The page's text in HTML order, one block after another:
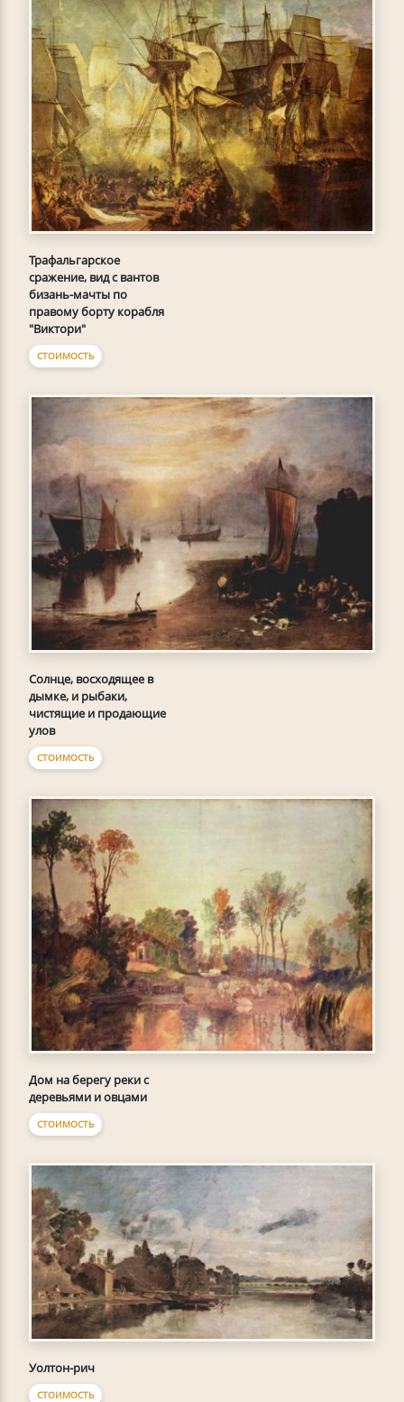
Трафальгарское
сражение, вид с вантов
бизань-мачты по
правому борту корабля
"Виктори"
СТОИМОСТЬ
Солнце, восходящее в
дымке, и рыбаки,
чистящие и продающие
улов
СТОИМОСТЬ
Дом на берегу реки с
деревьями и овцами
СТОИМОСТЬ
Уолтон-рич
СТОИМОСТЬ